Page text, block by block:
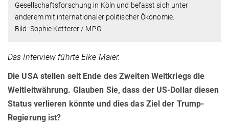
Gesellschaftsforschung in Köln und befasst sich unter
anderem mit internationaler politischer Ökonomie.
Bild: Sophie Ketterer / MPG
Das Interview führte Elke Maier.
Die USA stellen seit Ende des Zweiten Weltkriegs die
Weltleitwährung. Glauben Sie, dass der US-Dollar diesen
Status verlieren könnte und dies das Ziel der Trump-
Regierung ist?